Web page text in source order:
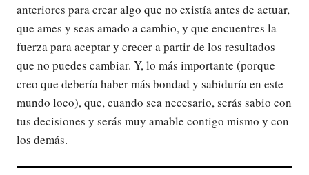
anteriores para crear algo que no existía antes de actuar,
que ames y seas amado a cambio, y que encuentres la
fuerza para aceptar y crecer a partir de los resultados
que no puedes cambiar. Y, lo más importante (porque
creo que debería haber más bondad y sabiduría en este
mundo loco), que, cuando sea necesario, serás sabio con
tus decisiones y serás muy amable contigo mismo y con
los demás.